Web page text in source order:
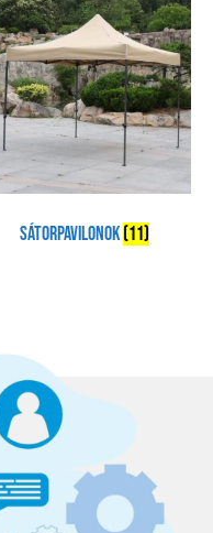
Sátorpavilonok(11)